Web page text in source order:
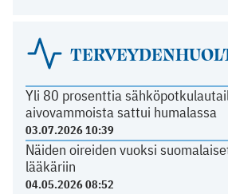
Yli 80 prosenttia
aivovammoista sattui humalassa
03.07.2026 10:39
Näiden oireiden vuoksi
lääkäriin
04.05.2026 08:52